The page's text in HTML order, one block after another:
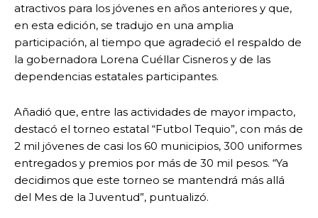
atractivos para los jóvenes en años anteriores y que,
en esta edición, se tradujo en una amplia
participación, al tiempo que agradeció el respaldo de
la gobernadora Lorena Cuéllar Cisneros y de las
dependencias estatales participantes.
Añadió que, entre las actividades de mayor impacto,
destacó el torneo estatal “Futbol Tequio”, con más de
2 mil jóvenes de casi los 60 municipios, 300 uniformes
entregados y premios por más de 30 mil pesos. “Ya
decidimos que este torneo se mantendrá más allá
del Mes de la Juventud”, puntualizó.